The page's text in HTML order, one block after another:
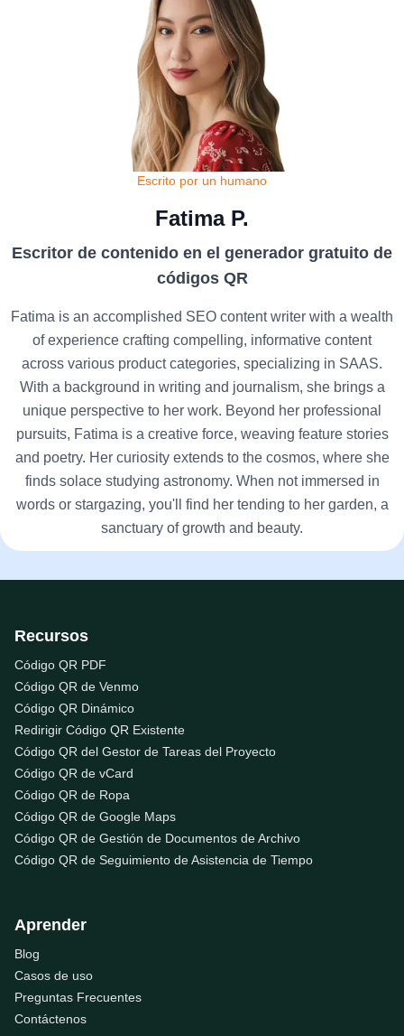
Escrito por un humano
Fatima P.
Escritor de contenido en el generador gratuito de
códigos QR
Fatima is an accomplished SEO content writer with a wealth
of experience crafting compelling, informative content
across various product categories, specializing in SAAS.
With a background in writing and journalism, she brings a
unique perspective to her work. Beyond her professional
pursuits, Fatima is a creative force, weaving feature stories
and poetry. Her curiosity extends to the cosmos, where she
finds solace studying astronomy. When not immersed in
words or stargazing, you'll find her tending to her garden, a
sanctuary of growth and beauty.
Recursos
Código QR PDF
Código QR de Venmo
Código QR Dinámico
Redirigir Código QR Existente
Código QR del Gestor de Tareas del Proyecto
Código QR de vCard
Código QR de Ropa
Código QR de Google Maps
Código QR de Gestión de Documentos de Archivo
Código QR de Seguimiento de Asistencia de Tiempo
Aprender
Blog
Casos de uso
Preguntas Frecuentes
Contáctenos